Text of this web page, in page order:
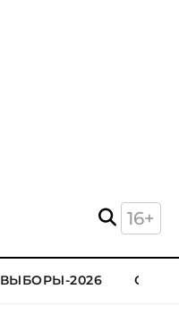
16+
ВЫБОРЫ-2026